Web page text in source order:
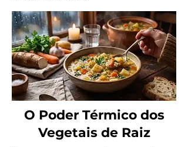
O Poder Térmico dos
Vegetais de Raiz